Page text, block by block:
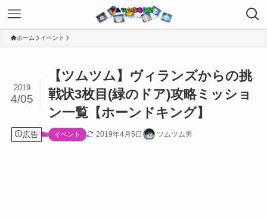
ホーム イベント
【ツムツム】ヴィランズからの挑
戦状3枚目(緑のドア)攻略ミッショ
ン一覧【ホーンドキング】
2019
4/05
広告 イベント 2019年4月5日 ツムツム男